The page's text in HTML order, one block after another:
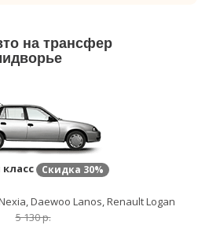
на трансфер
Скидка 30%
Daewoo Lanos, Renault Logan
5 130 р.